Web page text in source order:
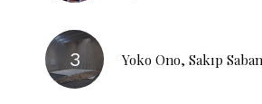
Yoko Ono, Sakıp